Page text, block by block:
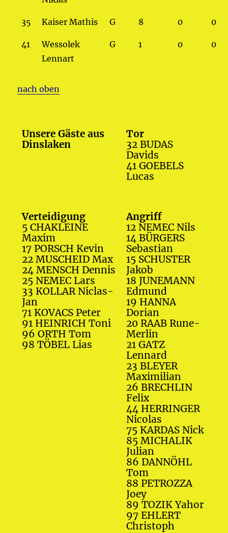
35 Kaiser Mathis G 8 0 0
41
Wessolek
Lennart
G 1 0 0
nach oben
Unsere Gäste aus
Dinslaken
Tor
32 BUDAS
Davids
41 GOEBELS
Lucas
Verteidigung
5 CHAKLEINE
Maxim
17 PORSCH Kevin
22 MUSCHEID Max
24 MENSCH Dennis
25 NEMEC Lars
33 KOLLAR Niclas-
Jan
71 KOVACS Peter
91 HEINRICH Toni
96 ORTH Tom
98 TÖBEL Lias
Angriff
12 NEMEC Nils
14 BÜRGERS
Sebastian
15 SCHUSTER
Jakob
18 JUNEMANN
Edmund
19 HANNA
Dorian
20 RAAB Rune-
Merlin
21 GATZ
Lennard
23 BLEYER
Maximilian
26 BRECHLIN
Felix
44 HERRINGER
Nicolas
75 KARDAS Nick
85 MICHALIK
Julian
86 DANNÖHL
Tom
88 PETROZZA
Joey
89 TOZIK Yahor
97 EHLERT
Christoph